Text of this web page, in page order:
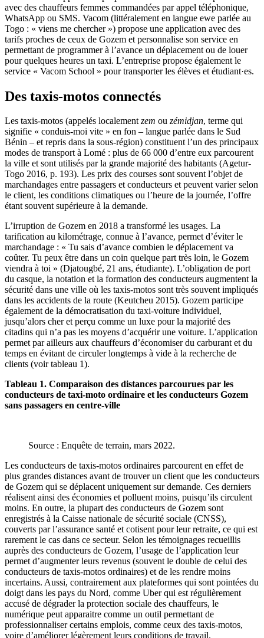
avec des chauffeurs femmes commandées par appel téléphonique,
WhatsApp ou SMS. Vacom (littéralement en langue ewe parlée au
Togo : « viens me chercher ») propose une application avec des
tarifs proches de ceux de Gozem et personnalise son service en
permettant de programmer à l’avance un déplacement ou de louer
pour quelques heures un taxi. L’entreprise propose également le
service « Vacom School » pour transporter les élèves et étudiant·es.
Des taxis-motos connectés
Les taxis-motos (appelés localementzem ou zémidjan, terme qui
signifie « conduis-moi vite » en fon – langue parlée dans le Sud
Bénin – et repris dans la sous-région) constituent l’un des principaux
modes de transport à Lomé : plus de 66 000 d’entre eux parcourent
la ville et sont utilisés par la grande majorité des habitants (Agetur-
Togo 2016, p. 193). Les prix des courses sont souvent l’objet de
marchandages entre passagers et conducteurs et peuvent varier selon
le client, les conditions climatiques ou l’heure de la journée, l’offre
étant souvent supérieure à la demande.
L’irruption de Gozem en 2018 a transformé les usages. La
tarification au kilométrage, connue à l’avance, permet d’éviter le
marchandage : « Tu sais d’avance combien le déplacement va
coûter. Tu peux être dans un coin quelque part très loin, le Gozem
viendra à toi » (Djatougbé, 21 ans, étudiante). L’obligation de port
du casque, la notation et la formation des conducteurs augmentent la
sécurité dans une ville où les taxis-motos sont très souvent impliqués
dans les accidents de la route (Keutcheu 2015). Gozem participe
également de la démocratisation du taxi-voiture individuel,
jusqu’alors cher et perçu comme un luxe pour la majorité des
citadins qui n’a pas les moyens d’acquérir une voiture. L’application
permet par ailleurs aux chauffeurs d’économiser du carburant et du
temps en évitant de circuler longtemps à vide à la recherche de
clients (voir tableau 1).
Tableau 1. Comparaison des distances parcourues par les
conducteurs de taxi-moto ordinaire et les conducteurs Gozem
sans passagers en centre-ville
Source : Enquête de terrain, mars 2022.
Les conducteurs de taxis-motos ordinaires parcourent en effet de
plus grandes distances avant de trouver un client que les conducteurs
de Gozem qui se déplacent uniquement sur demande. Ces derniers
réalisent ainsi des économies et polluent moins, puisqu’ils circulent
moins. En outre, la plupart des conducteurs de Gozem sont
enregistrés à la Caisse nationale de sécurité sociale (CNSS),
couverts par l’assurance santé et cotisent pour leur retraite, ce qui est
rarement le cas dans ce secteur. Selon les témoignages recueillis
auprès des conducteurs de Gozem, l’usage de l’application leur
permet d’augmenter leurs revenus (souvent le double de celui des
conducteurs de taxis-motos ordinaires) et de les rendre moins
incertains. Aussi, contrairement aux plateformes qui sont pointées du
doigt dans les pays du Nord, comme Uber qui est régulièrement
accusé de dégrader la protection sociale des chauffeurs, le
numérique peut apparaitre comme un outil permettant de
professionnaliser certains emplois, comme ceux des taxis-motos,
voire d’améliorer légèrement leurs conditions de travail.